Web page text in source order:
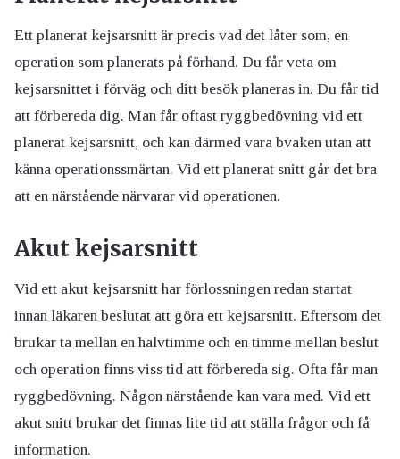
Ett planerat kejsarsnitt är precis vad det låter som, en
operation som planerats på förhand. Du får veta om
kejsarsnittet i förväg och ditt besök planeras in. Du får tid
att förbereda dig. Man får oftast ryggbedövning vid ett
planerat kejsarsnitt, och kan därmed vara bvaken utan att
känna operationssmärtan. Vid ett planerat snitt går det bra
att en närstående närvarar vid operationen.
Akut kejsarsnitt
Vid ett akut kejsarsnitt har förlossningen redan startat
innan läkaren beslutat att göra ett kejsarsnitt. Eftersom det
brukar ta mellan en halvtimme och en timme mellan beslut
och operation finns viss tid att förbereda sig. Ofta får man
ryggbedövning. Någon närstående kan vara med. Vid ett
akut snitt brukar det finnas lite tid att ställa frågor och få
information.